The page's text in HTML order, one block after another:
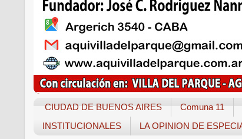
CIUDAD DE BUENOS AIRES Comuna 11
INSTITUCIONALES
LA OPINION DE